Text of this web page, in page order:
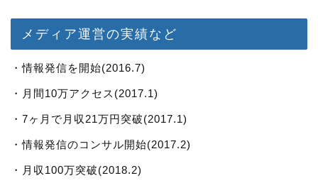
メディア運営の実績など
・情報発信を開始(2016.7)
・月間10万アクセス(2017.1)
・7ヶ月で月収21万円突破(2017.1)
・情報発信のコンサル開始(2017.2)
・月収100万突破(2018.2)